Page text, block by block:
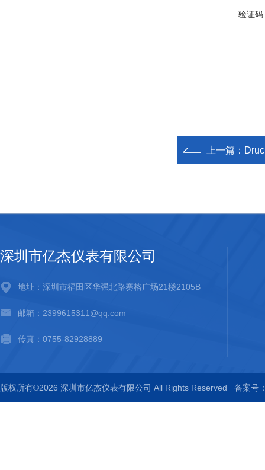
验证码
上一篇：
深圳市亿杰仪表有限公司
地址：深圳市福田区华强北路赛格广场21楼2105B
邮箱：2399615311@qq.com
传真：0755-82928889
版权所有©2026 深圳市亿杰仪表有限公司 All Rights Reserved 备案号